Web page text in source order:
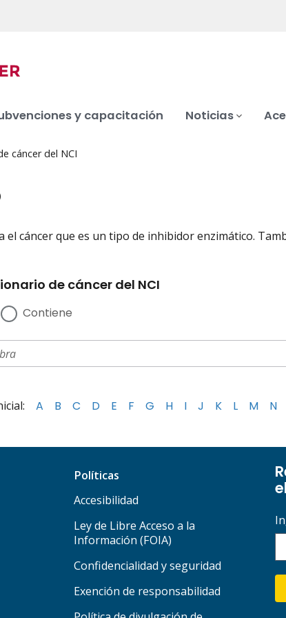
y capacitación Noticias
cáncer del NCI
el cáncer que es un tipo de inhibidor enzimático.
de cáncer del NCI
Contiene
A B C D E F G H I J K L M N
Políticas
Accesibilidad
Ley de Libre Acceso a la
Información (FOIA)
Confidencialidad y seguridad
Exención de responsabilidad